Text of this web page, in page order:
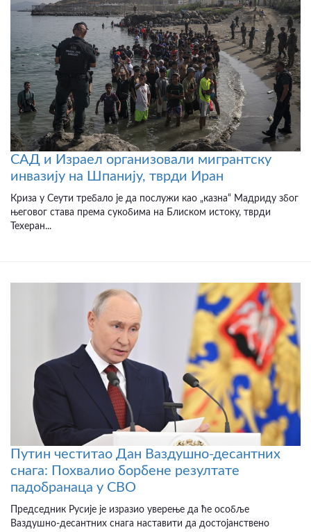
САД и Израел организовали мигрантску
инвазију на Шпанију, тврди Иран
Криза у Сеути требало је да послужи као „казна“ Мадриду због
његовог става према сукобима на Блиском истоку, тврди
Техеран...
Путин честитао Дан Ваздушно-десантних
снага: Похвалио борбене резултате
падобранаца у СВО
Председник Русије је изразио уверење да ће особље
Ваздушно-десантних снага наставити да достојанствено